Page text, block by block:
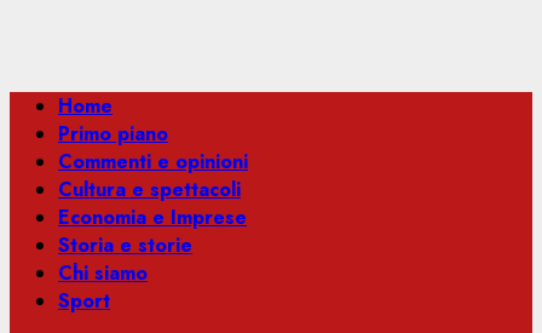
Menu
principale
Home
Primo piano
Commenti e opinioni
Cultura e spettacoli
Economia e Imprese
Storia e storie
Chi siamo
Sport